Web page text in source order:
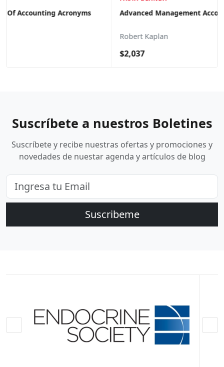
Advanced Management Accounting
Suscríbete a nuestros Boletines
Suscríbete y recibe nuestras ofertas y promociones y
novedades de nuestar agenda y artículos de blog
Suscribeme